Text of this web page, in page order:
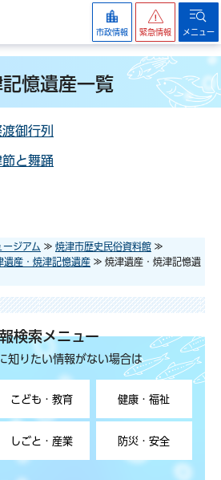
市政情報 緊急情報 メニュー
憶遺産一覧
御行列
節と舞踊
ージアム ≫ 焼津市歴史民俗資料館 ≫
遺産・焼津記憶遺産 ≫ 焼津遺産・焼津記憶遺
検索メニュー
知りたい情報がない場合は
こども・教育 健康・福祉
しごと・産業 防災・安全